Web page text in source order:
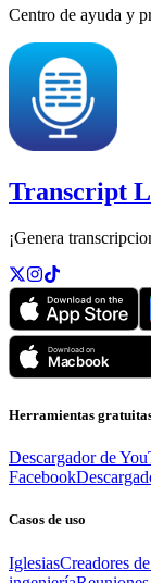
Centro de ayuda y
Transcript
¡Genera
Herramientas
Descargador de
Facebook
Casos de uso
IglesiasCreadores